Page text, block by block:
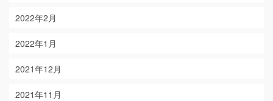
2022年2月
2022年1月
2021年12月
2021年11月